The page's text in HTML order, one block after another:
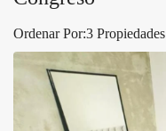
3 Propiedades
Ordenar Por: